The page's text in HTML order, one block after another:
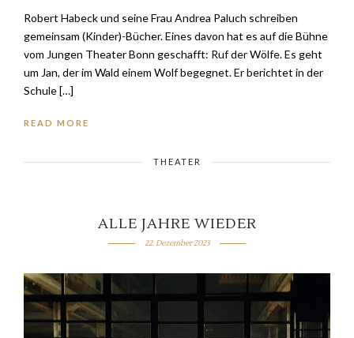
Robert Habeck und seine Frau Andrea Paluch schreiben
gemeinsam (Kinder)-Bücher. Eines davon hat es auf die Bühne
vom Jungen Theater Bonn geschafft: Ruf der Wölfe. Es geht
um Jan, der im Wald einem Wolf begegnet. Er berichtet in der
Schule […]
READ MORE
THEATER
ALLE JAHRE WIEDER
22. Dezember 2023